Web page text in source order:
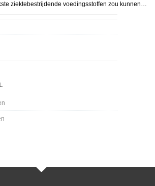
ziektebestrijdende voedingsstoffen zou kunnen…